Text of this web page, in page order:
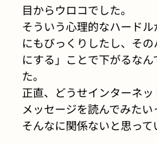
目からウロコでした。
そういう心理的なハード
にもびっくりしたし、そ
にする」ことで下がるな
た。
正直、どうせインターネ
メッセージを読んでみた
そんなに関係ないと思って